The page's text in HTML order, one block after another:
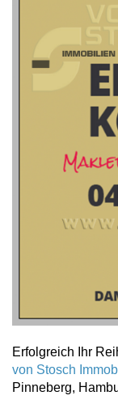
Erfolgreich Ihr
von Stosch
Pinneberg,